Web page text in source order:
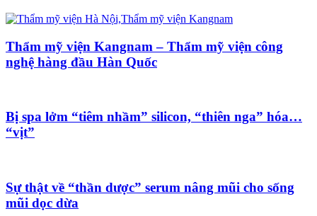
Thẩm mỹ viện Kangnam – Thẩm mỹ viện công
nghệ hàng đầu Hàn Quốc
Bị spa lởm “tiêm nhầm” silicon, “thiên nga” hóa…
“vịt”
Sự thật về “thần dược” serum nâng mũi cho sống
mũi dọc dừa